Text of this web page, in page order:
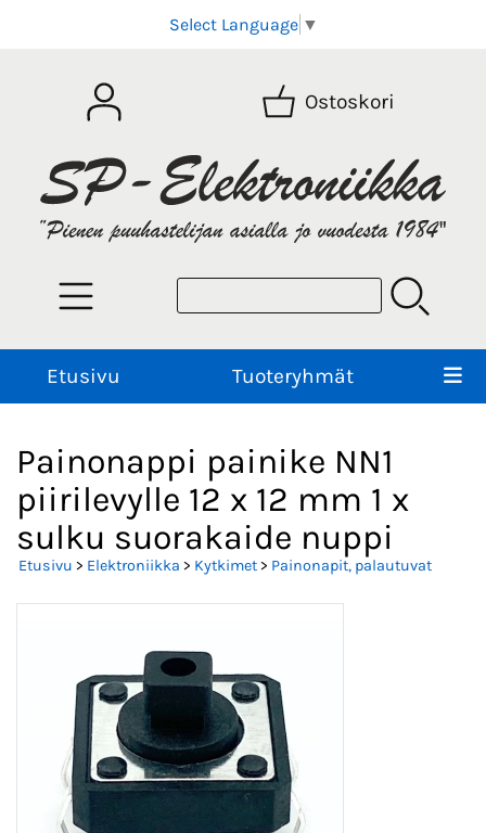
Select Language ▼
Ostoskori
Etusivu Tuoteryhmät
Painonappi painike NN1
piirilevylle 12 x 12 mm 1 x
sulku suorakaide nuppi
Etusivu > Elektroniikka > Kytkimet> Painonapit, palautuvat